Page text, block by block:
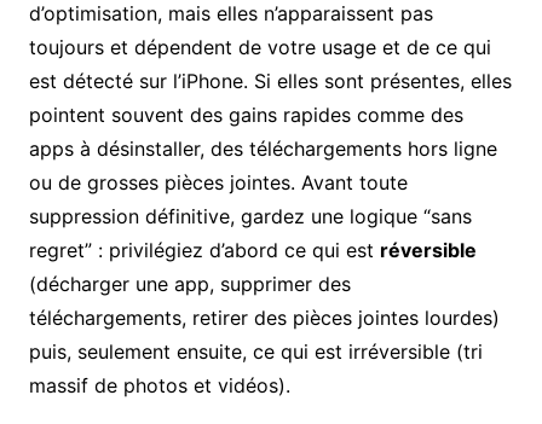
d’optimisation, mais elles n’apparaissent pas
toujours et dépendent de votre usage et de ce qui
est détecté sur l’iPhone. Si elles sont présentes, elles
pointent souvent des gains rapides comme des
apps à désinstaller, des téléchargements hors ligne
ou de grosses pièces jointes. Avant toute
suppression définitive, gardez une logique “sans
regret” : privilégiez d’abord ce qui est réversible
(décharger une app, supprimer des
téléchargements, retirer des pièces jointes lourdes)
puis, seulement ensuite, ce qui est irréversible (tri
massif de photos et vidéos).